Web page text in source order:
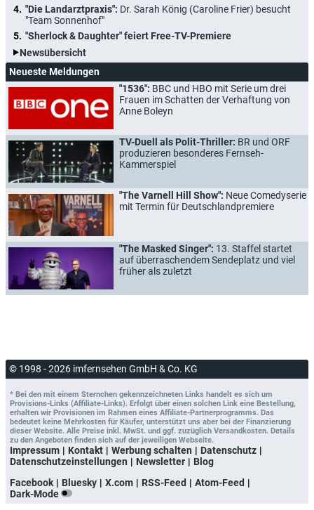
"Die Landarztpraxis": Dr. Sarah König (Caroline Frier) besucht
"Team Sonnenhof"
"Sherlock & Daughter" feiert Free-TV-Premiere
Newsübersicht
Neueste Meldungen
"1536": BBC und HBO mit Serie um drei
Frauen im Schatten der Verhaftung von
Anne Boleyn
TV-Duell als Polit-Thriller: BR und ORF
produzieren besonderes Fernseh-
Kammerspiel
"The Varnell Hill Show": Neue Comedyserie
mit Termin für Deutschlandpremiere
"The Masked Singer": 13. Staffel startet
auf überraschendem Sendeplatz und viel
früher als zuletzt
© 1998 - 2026 imfernsehen GmbH & Co. KG
* Bei den mit einem Sternchen gekennzeichneten Links handelt es sich um
Provisions-Links (Affiliate-Links). Erfolgt über einen solchen Link eine Bestellung,
erhalten wir Provisionen im Rahmen eines Affiliate-Partnerprogramms. Das
bedeutet keine Mehrkosten für Käufer, unterstützt uns aber bei der Finanzierung
dieser Website. Alle Preise inkl. MwSt. und ggf. zuzüglich Versandkosten. Details
zu den Angeboten finden sich auf der jeweiligen Webseite.
Impressum Kontakt Werbung schalten
Datenschutz
Datenschutzeinstellungen
Newsletter
Blog
Facebook
Bluesky X.com RSS-Feed
Atom-Feed
Dark-Mode